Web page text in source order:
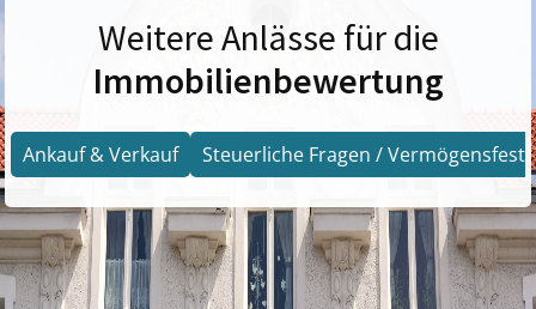
Weitere Anlässe für die
Immobilienbewertung
Ankauf & Verkauf Steuerliche Fragen /